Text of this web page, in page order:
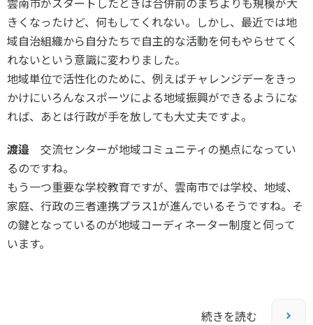
きくなったけど、何もしてくれない。しかし、最近では地
域自治組織から自分たちで自主的な活動を何もやらせてく
れないという意識に変わりました。
地域単位で活性化のために、例えばチャレンジデーをきっ
かけにいろんなスポーツによる地域振興ができるようにな
れば、あとは行政が手を放しても大丈夫ですよ。
渡邉 交流センターが地域コミュニティの拠点になってい
るのですね。
もう一つ重要な学校教育ですが、雲南市では学校、地域、
家庭、行政の三者連携プラス1が進んでいるそうですね。そ
の鍵となっているのが地域コーディネーター制度と伺って
います。
続きを読む